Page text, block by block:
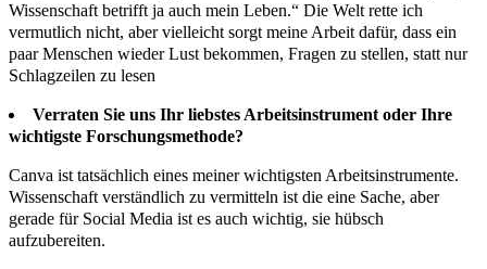
Wissenschaft betrifft ja auch mein Leben.“ Die Welt rette ich
vermutlich nicht, aber vielleicht sorgt meine Arbeit dafür, dass ein
paar Menschen wieder Lust bekommen, Fragen zu stellen, statt nur
Schlagzeilen zu lesen
Verraten Sie uns Ihr liebstes Arbeitsinstrument oder Ihre
wichtigste Forschungsmethode?
Canva ist tatsächlich eines meiner wichtigsten Arbeitsinstrumente.
Wissenschaft verständlich zu vermitteln ist die eine Sache, aber
gerade für Social Media ist es auch wichtig, sie hübsch
aufzubereiten.